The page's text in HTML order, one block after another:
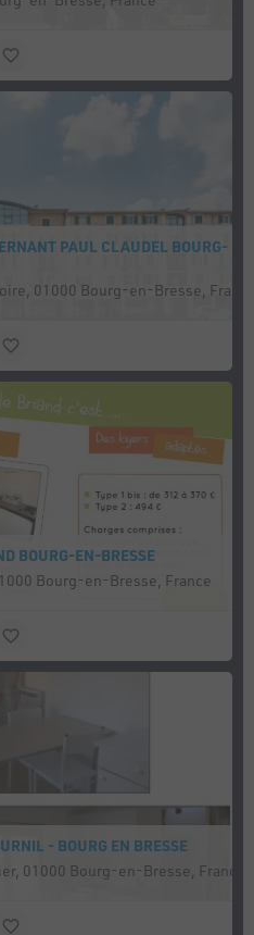
PAUL CLAUDEL BOURG-
01000 Bourg-en-Bresse,
BOURG-EN-BRESSE
Bourg-en-Bresse, France
- BOURG EN BRESSE
01000 Bourg-en-Bresse, France